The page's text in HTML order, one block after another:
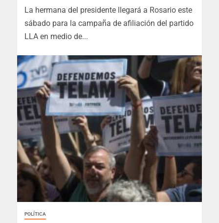
La hermana del presidente llegará a Rosario este
sábado para la campaña de afiliación del partido
LLA en medio de...
POLÍTICA